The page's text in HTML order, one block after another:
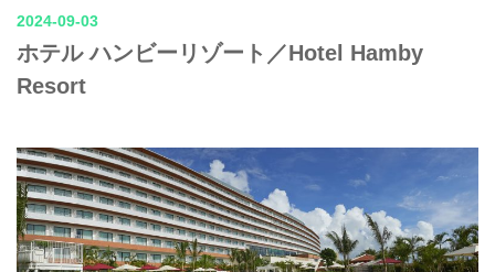
2024-09-03
ホテル ハンビーリゾート／Hotel Hamby
Resort